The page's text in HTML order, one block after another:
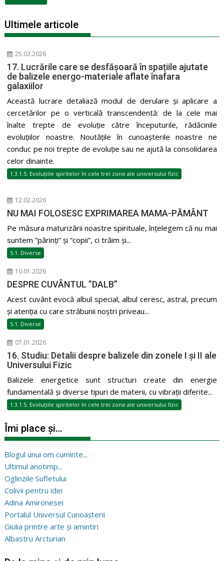
Ultimele articole
25.02.2026
17. Lucrările care se desfășoară în spațiile ajutate
de balizele energo-materiale aflate înafara
galaxiilor
Această lucrare detaliază modul de derulare și aplicare a
cercetărilor pe o verticală transcendentă: de la cele mai
înalte trepte de evoluție către începuturile, rădăcinile
evoluțiilor noastre. Noutățile în cunoașterile noastre ne
conduc pe noi trepte de evoluție sau ne ajută la consolidarea
celor dinainte.
1.3.1.5. Evoluțiile spiritelor în cele trei zone ale universului fizic
12.02.2026
NU MAI FOLOSESC EXPRIMAREA MAMA-PĂMÂNT
Pe măsura maturizării noastre spirituale, înțelegem că nu mai
suntem ”părinți” și ”copii”, ci trăim și...
5.1. Diverse
10.01.2026
DESPRE CUVÂNTUL ”DALB”
Acest cuvânt evocă albul special, albul ceresc, astral, precum
și atenția cu care străbunii noștri priveau...
5.1. Diverse
07.01.2026
16. Studiu: Detalii despre balizele din zonele I și II ale
Universului Fizic
Balizele energetice sunt structuri create din energie
fundamentală și diverse tipuri de materii, cu vibrații diferite...
1.3.1.5. Evoluțiile spiritelor în cele trei zone ale universului fizic
Îmi place și…
Blogul unui om cuminte...
Ultimul anotimp...
Oglinzile Sufletului
Colivii pentru idei
Adina Amironesei
Portalul Universul Cunoașterii
Giulia printre arte și amintiri
Albastru Arcturian